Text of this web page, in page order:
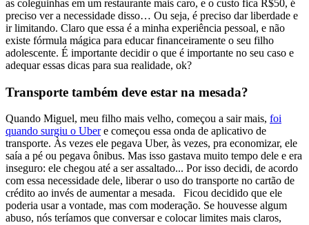
as coleguinhas em um restaurante mais caro, e o custo fica R$50, é
preciso ver a necessidade disso… Ou seja, é preciso dar liberdade e
ir limitando. Claro que essa é a minha experiência pessoal, e não
existe fórmula mágica para educar financeiramente o seu filho
adolescente. É importante decidir o que é importante no seu caso e
adequar essas dicas para sua realidade, ok?
Transporte também deve estar na mesada?
Quando Miguel, meu filho mais velho, começou a sair mais, foi
quando surgiu o Ubere começou essa onda de aplicativo de
transporte. Às vezes ele pegava Uber, às vezes, pra economizar, ele
saía a pé ou pegava ônibus. Mas isso gastava muito tempo dele e era
inseguro: ele chegou até a ser assaltado... Por isso decidi, de acordo
com essa necessidade dele, liberar o uso do transporte no cartão de
crédito ao invés de aumentar a mesada.
Ficou decidido que ele
poderia usar a vontade, mas com moderação. Se houvesse algum
abuso, nós teríamos que conversar e colocar limites mais claros,